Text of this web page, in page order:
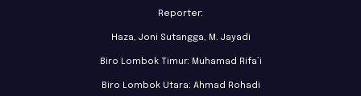
Reporter:
Haza, Joni Sutangga, M. Jayadi
Biro Lombok Timur: Muhamad Rifa’i
Biro Lombok Utara: Ahmad Rohadi